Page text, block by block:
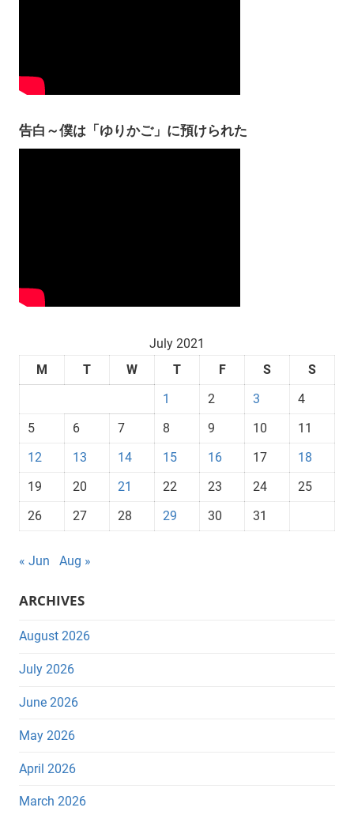
告白～僕は「ゆりかご」に預けられた
July 2021
M
T W T F S
S
1
2 3
4
5
6 7 8 9 10
11
12
13 14 15 16 17
18
19
20 21 22 23 24
25
26
27 28 29 30 31
« Jun Aug »
ARCHIVES
August 2026
July 2026
June 2026
May 2026
April 2026
March 2026